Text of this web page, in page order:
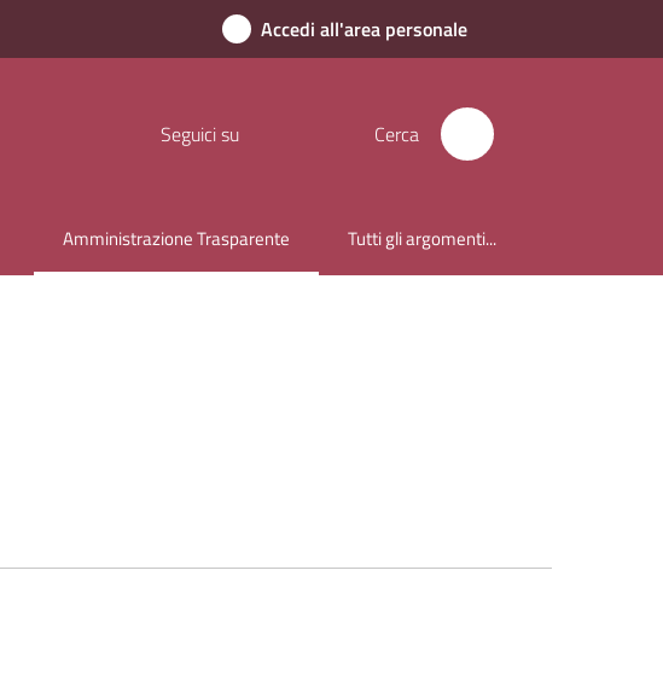
Accedi all'area personale
Seguici su Cerca
Amministrazione Trasparente
Menu selezionato Tutti gli argomenti...